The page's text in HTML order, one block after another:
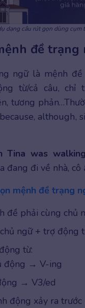
dạng câu rút gọn dùng cụm
đề trạng
ngữ là mệnh
từ/cả câu, chỉ
tương
although,
Tina was
đang đi về nhà,
mệnh đề trạng
đề phải cùng chủ
ngữ + trợ động
từ:
động → V-ing
→ V3/ed
động xảy ra